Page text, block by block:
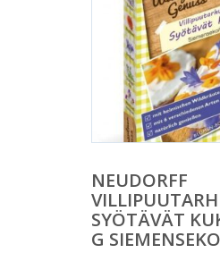
NEUDORFF
SYÖTÄVÄT
G